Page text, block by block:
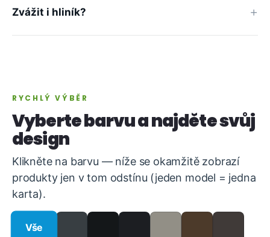
Zvážit i hliník?
RYCHLÝ VÝBĚR
Vyberte barvu a najděte svůj
design
Klikněte na barvu — níže se okamžitě zobrazí
produkty jen v tom odstínu (jeden model = jedna
karta).
Vše